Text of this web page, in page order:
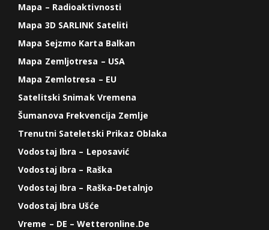
Mapa – Radioaktivnosti
Mapa 3D SARLINK Sateliti
Mapa Sejzmo Karta Balkan
Mapa Zemljotresa – USA
Mapa Zemlotresa – EU
Satelitski Snimak Vremena
Šumanova Frekvencija Zemlje
Trenutni Sateletski Prikaz Oblaka
Vodostaj Ibra – Leposavić
Vodostaj Ibra – Raška
Vodostaj Ibra – Raška-Detalnjo
Vodostaj Ibra Ušće
Vreme – DE – Wetteronline.de